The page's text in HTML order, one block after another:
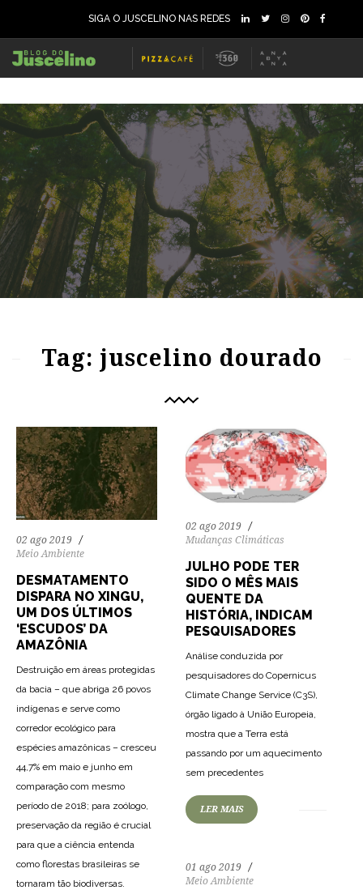
SIGA O JUSCELINO NAS REDES
Tag: juscelino dourado
02 ago 2019
Meio Ambiente
DESMATAMENTO
DISPARA NO XINGU,
UM DOS ÚLTIMOS
‘ESCUDOS’ DA
AMAZÔNIA
Destruição em áreas protegidas
da bacia – que abriga 26 povos
indígenas e serve como
corredor ecológico para
espécies amazônicas – cresceu
44,7% em maio e junho em
comparação com mesmo
período de 2018; para zoólogo,
preservação da região é crucial
para que a ciência entenda
como florestas brasileiras se
tornaram tão biodiversas.
02 ago 2019
Mudanças Climáticas
JULHO PODE TER
SIDO O MÊS MAIS
QUENTE DA
HISTÓRIA, INDICAM
PESQUISADORES
Análise conduzida por
pesquisadores do Copernicus
Climate Change Service (C3S),
órgão ligado à União Europeia,
mostra que a Terra está
passando por um aquecimento
sem precedentes
LER MAIS
01 ago 2019
Meio Ambiente